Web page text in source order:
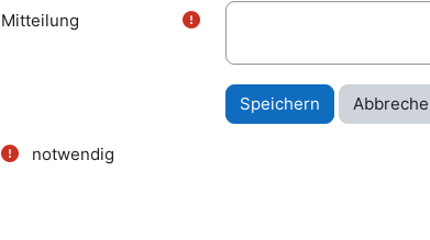
Mitteilung
notwendig